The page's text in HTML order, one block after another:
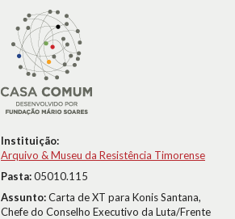
Instituição:
Arquivo & Museu da Resistência Timorense
Pasta:05010.115
Assunto:Carta de XT para Konis Santana,
Chefe do Conselho Executivo da Luta/Frente